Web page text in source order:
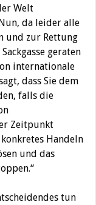
Welt
da leider alle
und zur Rettung
geraten
internationale
dass Sie dem
falls die
Zeitpunkt
Handeln
und das
tun